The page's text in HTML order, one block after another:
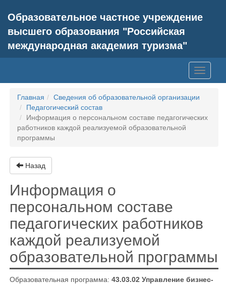
Образовательное частное учреждение
высшего образования "Российская
международная академия туризма"
Toggle
Главная
Сведения об образовательной организации
Педагогический состав
Информация о персональном составе педагогических
работников каждой реализуемой образовательной
программы
Назад
Информация о
персональном составе
педагогических работников
каждой реализуемой
образовательной программы
Образовательная программа: 43.03.02 Управление бизнес-